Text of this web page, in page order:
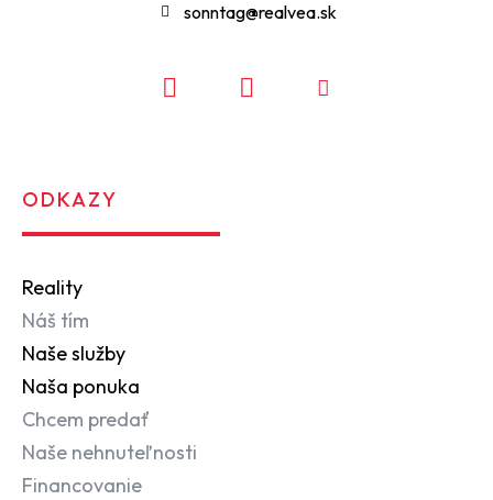
sonntag@realvea.sk
ODKAZY
Reality
Náš tím
Naše služby
Naša ponuka
Chcem predať
Naše nehnuteľnosti
Financovanie